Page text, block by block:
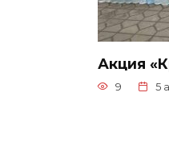
Акция
9 5